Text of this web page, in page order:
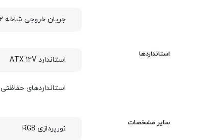
جریان خروجی شاخه 12- ولت
استانداردها
استاندارد ATX 12V
استانداردهای حفاظتی
سایر مشخصات
نورپردازی RGB